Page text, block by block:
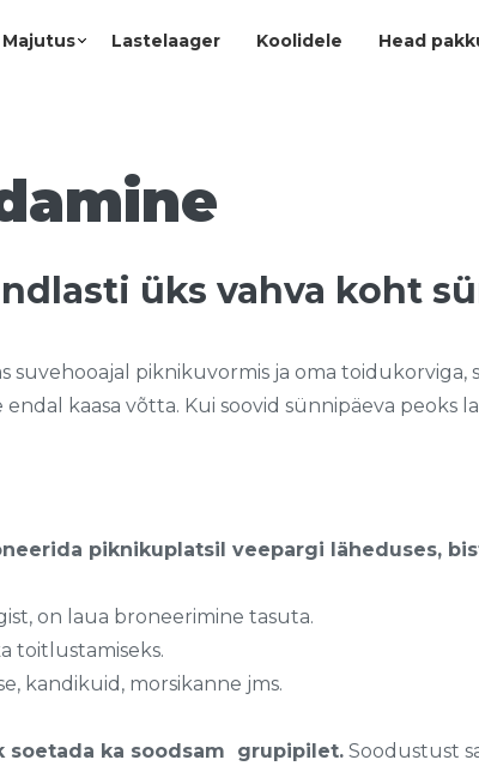
Majutus Lastelaager Koolidele Head
üks vahva koht
piknikuvormis ja oma toidukorviga,
kaasa võtta. Kui soovid sünnipäeva peoks
piknikuplatsil veepargi läheduses,
on laua broneerimine tasuta.
toitlustamiseks.
kandikuid, morsikanne jms.
soetada ka soodsam grupipilet. Soodustust